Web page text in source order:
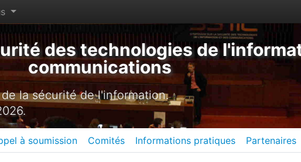
des technologies de
communications
la sécurité de l'information.
à soumission Comités Informations pratiques Partenaires